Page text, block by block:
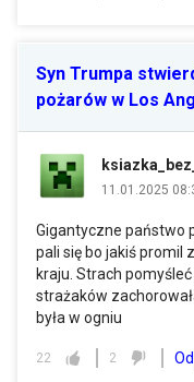
Syn Trumpa
pożarów w Los
11.01.2025
Gigantyczne państwo
pali się bo jakiś promil
kraju. Strach
strażaków
była w ogniu
22 2